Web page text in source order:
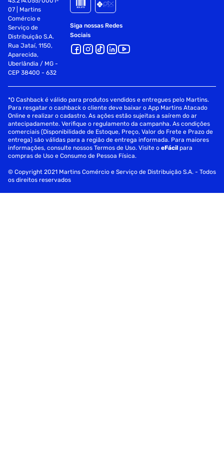
crianças, promovendo cooperação e interação social.
Depoimentos:
"Um clássico que agora meu filho ama tanto quanto eu
amava na infância." - Vanessa Lima
"Peças lindas, resistentes e seguras. Ótimo para
"Comprei para a escola e as crianças usam todos os dias. É
um sucesso!" - Patrícia Ferreira
"Brinquedo que diverte e educa ao mesmo tempo.
Simplesmente perfeito." - Leonardo Tavares
Garanta agora o Brinquedo para Montar Brincando de
universo de aprendizado, criatividade e diversão
07 | Martins
Comércio e
Serviço de
Distribuição S.A.
Rua Jataí, 1150,
Aparecida,
Uberlândia / MG -
CEP 38400 - 632
Siga nossas Redes
Sociais
*O Cashback é válido para produtos vendidos e entregues pelo Martins.
Para resgatar o cashback o cliente deve baixar o App Martins Atacado
Online e realizar o cadastro. As ações estão sujeitas a saírem do ar
antecipadamente. Verifique o regulamento da campanha. As condições
comerciais (Disponibilidade de Estoque, Preço, Valor do Frete e Prazo de
entrega) são válidas para a região de entrega informada. Para maiores
informações, consulte nossos Termos de Uso. Visite oeFácil para
compras de Uso e Consumo de Pessoa Física.
© Copyright 2021 Martins Comércio e Serviço de Distribuição S.A. - Todos
os direitos reservados